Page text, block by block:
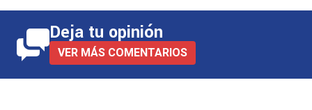
Deja tu opinión
VER MÁS COMENTARIOS